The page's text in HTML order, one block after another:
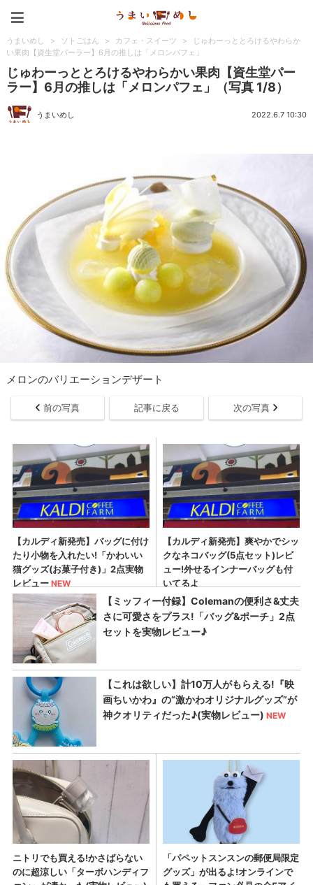
うまいめし > ソトごはん > カフェ・スイーツ >
じゅわーっととろけるやわらか
い果肉【資生堂パーラー】6月の推しは「メロンパフェ」
じゅわーっととろけるやわらかい果肉【資生堂パー
ラー】6月の推しは「メロンパフェ」（写真 1/8）
うまいめし 2022.6.7 10:30
メロンのバリエーションデザート
前の写真 記事に戻る 次の写真